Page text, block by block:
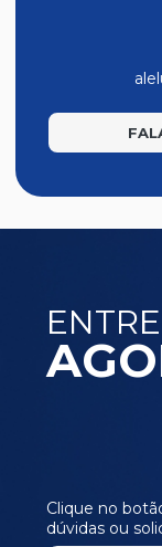
Clique no
dúvidas ou